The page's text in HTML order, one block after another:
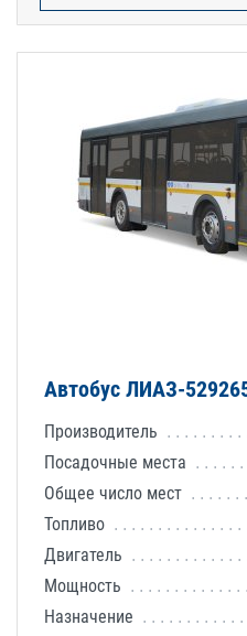
Автобус ЛИАЗ-
Производитель
Посадочные места
Общее число мест
Топливо
Двигатель
Мощность
Назначение